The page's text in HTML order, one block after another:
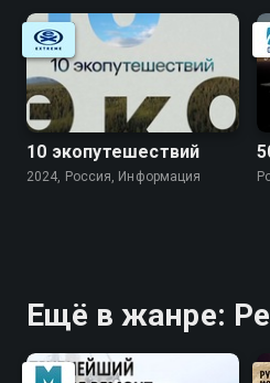
10 экопутешествий
2024, Россия, Информация
Ещё в жанре: